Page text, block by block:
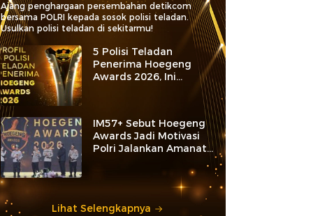
Ajang penghargaan persembahan detikcom
bersama POLRI kepada sosok polisi teladan.
Usulkan polisi teladan di sekitarmu!
5 Polisi Teladan
Penerima Hoegeng
Awards 2026, Ini
Kategori dan Kiprahnya
IM57+ Sebut Hoegeng
Awards Jadi Motivasi
Polri Jalankan Amanat
Lihat Selengkapnya